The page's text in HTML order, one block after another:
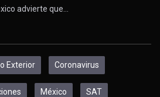
advierte que…
Exterior Coronavirus
México SAT